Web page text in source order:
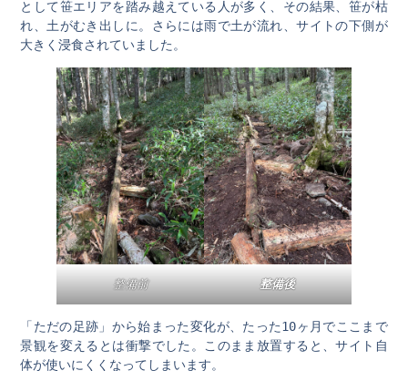
として笹エリアを踏み越えている人が多く、その結果、笹が枯
れ、土がむき出しに。さらには雨で土が流れ、サイトの下側が
大きく浸食されていました。
整備前 整備後
「ただの足跡」から始まった変化が、たった10ヶ月でここまで
景観を変えるとは衝撃でした。このまま放置すると、サイト自
体が使いにくくなってしまいます。